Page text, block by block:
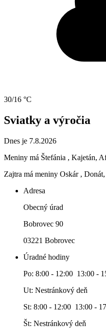
30/16 °C
Sviatky a výročia
Dnes je 7.8.2026
Meniny má Štefánia , Kajetán,
Zajtra má meniny Oskár ,
Adresa
Obecný úrad
Bobrovec 90
03221 Bobrovec
Úradné hodiny
Po: 8:00 - 12:00 13:00 -
Ut: Nestránkový deň
St: 8:00 - 12:00 13:00 -
Št: Nestránkový deň